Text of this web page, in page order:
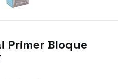
Primer Bloque